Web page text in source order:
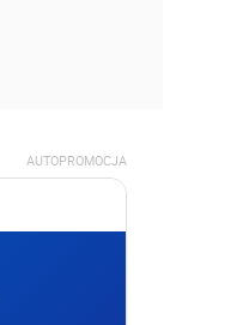
AUTOPROMOCJA